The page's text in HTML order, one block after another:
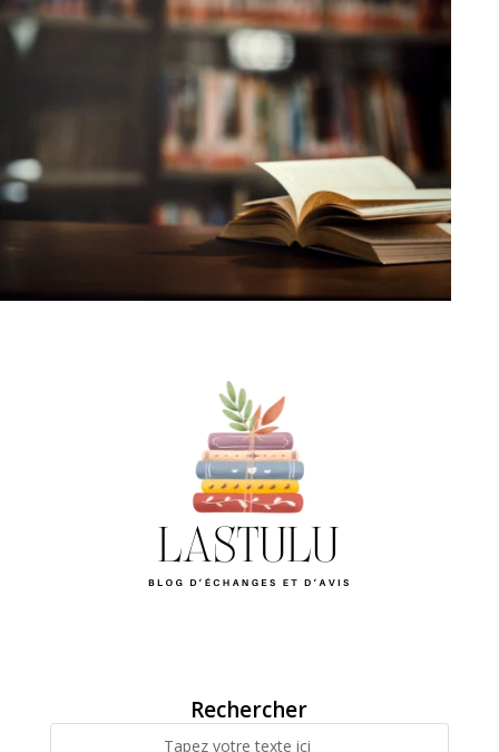
Rechercher